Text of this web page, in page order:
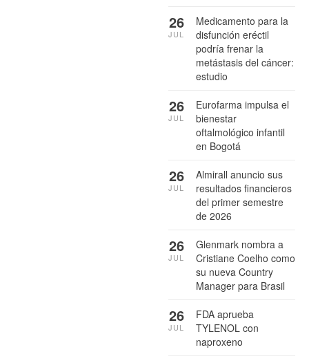
Medicamento para la
disfunción eréctil
podría frenar la
metástasis del cáncer:
estudio
26
JUL
Eurofarma impulsa el
bienestar
oftalmológico infantil
en Bogotá
26
JUL
Almirall anuncio sus
resultados financieros
del primer semestre
de 2026
26
JUL
Glenmark nombra a
Cristiane Coelho como
su nueva Country
Manager para Brasil
26
JUL
FDA aprueba
TYLENOL con
naproxeno
26
JUL